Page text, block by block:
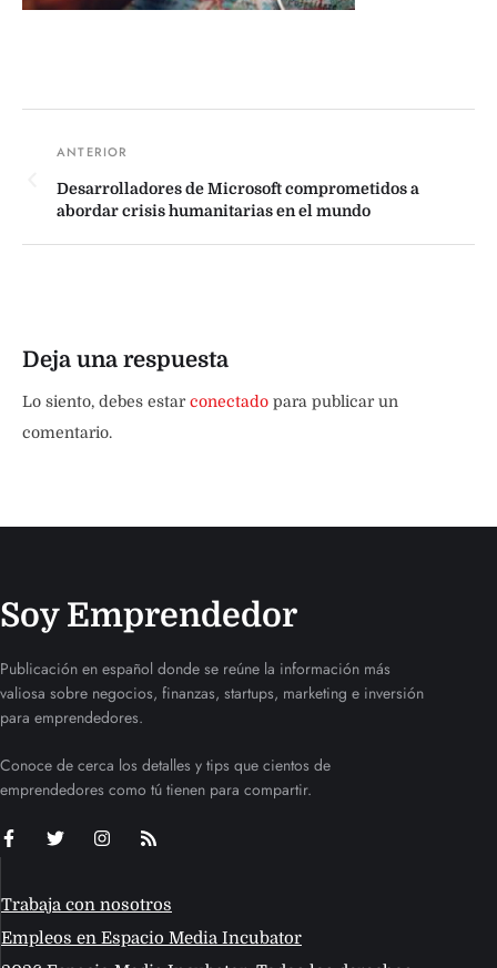
Desarrolladores de Microsoft comprometidos a
abordar crisis humanitarias en el mundo
Deja una respuesta
Lo siento, debes estarconectado para publicar un
comentario.
Soy Emprendedor
Publicación en español donde se reúne la información más
valiosa sobre negocios, finanzas, startups, marketing e inversión
para emprendedores.
Conoce de cerca los detalles y tips que cientos de
emprendedores como tú tienen para compartir.
Trabaja con nosotros
Empleos en Espacio Media Incubator